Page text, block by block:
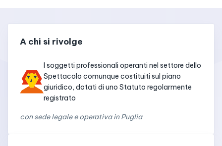
A chi si rivolge
I soggetti professionali operanti nel settore dello
Spettacolo comunque costituiti sul piano
giuridico, dotati di uno Statuto regolarmente
registrato
con sede legale e operativa in Puglia